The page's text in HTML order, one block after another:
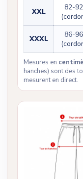
XXL
82-92
XXXL
86-96
Mesures en
hanches) sont des
mesurent en direct.